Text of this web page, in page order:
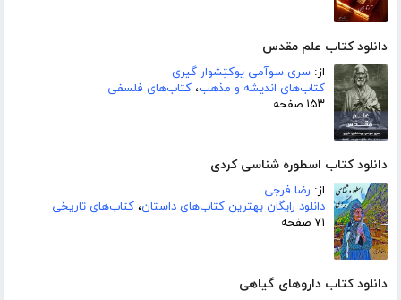
دانلود کتاب علم مقدس
از: سری سوآمی یوکتِشوار گیری
کتاب‌های اندیشه و مذهب، کتاب‌های فلسفی
۱۵۳ صفحه
دانلود کتاب اسطوره شناسی کردی
از: رضا فرجی
دانلود رایگان بهترین کتاب‌های داستان، کتاب‌های تاریخی
۷۱ صفحه
دانلود کتاب داروهای گیاهی